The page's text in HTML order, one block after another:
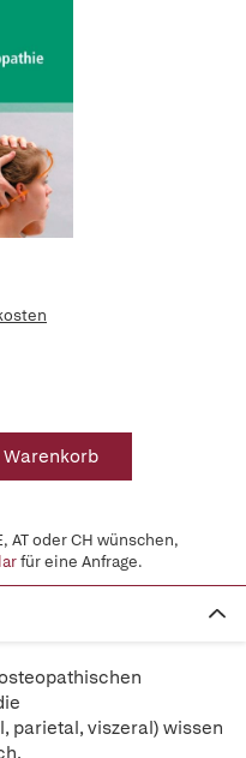
Warenkorb
AT oder CH wünschen,
für eine Anfrage.
parietal, viszeral) wissen